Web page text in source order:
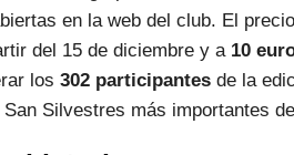
en la web del club. El
del 15 de diciembre y a 10
los 302 participantesde la
Silvestres más importantes